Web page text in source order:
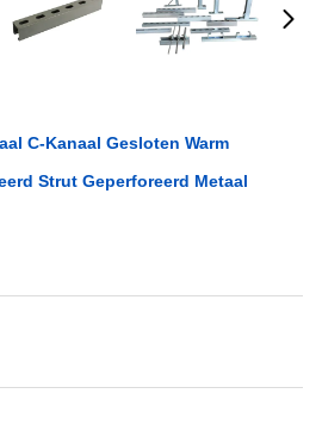
C-Kanaal Gesloten Warm
Strut Geperforeerd Metaal